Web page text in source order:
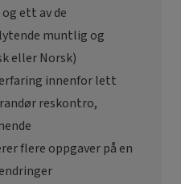
ett av de
muntlig og
eller Norsk)
innenfor lett
reskontro,
flere oppgaver på en